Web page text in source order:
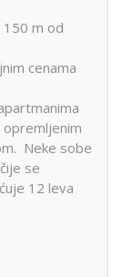
150 m od
cenama
Neke sobe
se
12 leva